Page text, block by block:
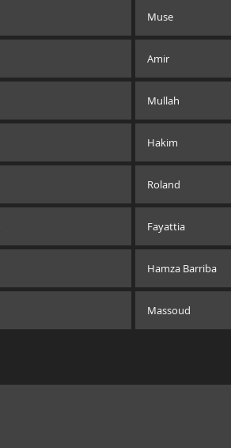
Muse
Amir
Mullah
Hakim
Roland
Fayattia
Hamza Barriba
Massoud